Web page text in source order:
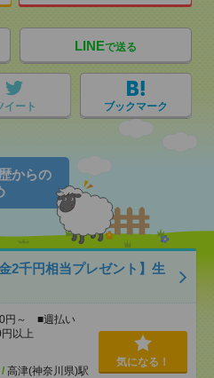
LINEで送る
イート ブックマーク
からの
2千円相当プレゼント】生
円～ ■週払い
以上
/ 高津(神奈川県)駅
気になる！